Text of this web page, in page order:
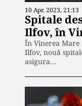
10 Apr. 2023, 21:13
Spitale
Ilfov, în
În Vinerea Mare
Ilfov, nouă
asigura…